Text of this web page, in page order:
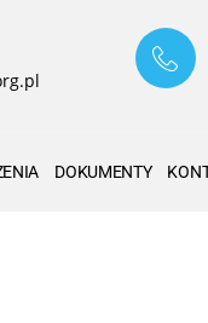
DOKUMENTY